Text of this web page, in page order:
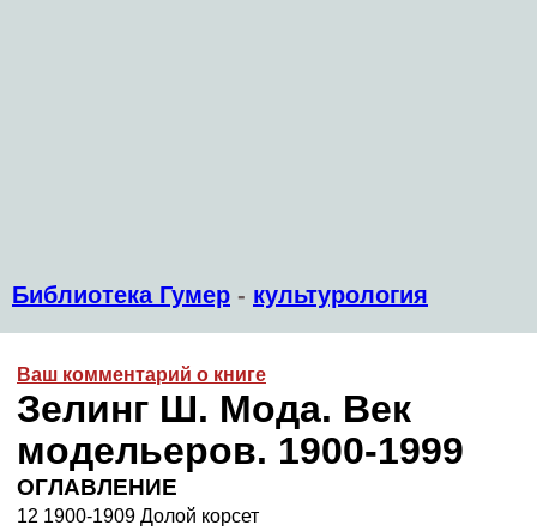
Библиотека Гумер - культурология
Ваш комментарий о книге
Зелинг Ш. Мода. Век
модельеров. 1900-1999
ОГЛАВЛЕНИЕ
12 1900-1909 Долой корсет